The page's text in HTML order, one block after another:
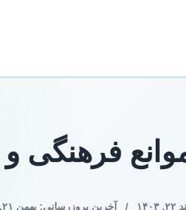
فرهنگی و
۱۴۰۳ / آخرین بروزرسانی: بهمن ۲۱, ۱۴۰۳